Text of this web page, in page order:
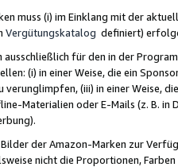
muss (i) im Einklang mit der
Vergütungskatalog definiert)
ausschließlich für den in der
(i) in einer Weise, die ein
(iii) in einer Weise,
Materialien oder E-Mails (z. B. in
der Amazon-Marken zur
nicht die Proportionen,